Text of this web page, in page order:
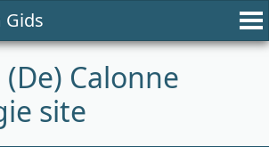
Gids
(De) Calonne
site